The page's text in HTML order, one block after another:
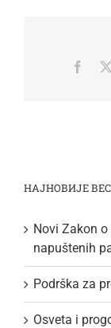
НАЈНОВИЈЕ
Novi Zakon
napuštenih
Podrška za
Osveta i